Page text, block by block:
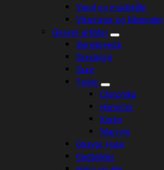
Vand og madskåle
Vitaminer og Mineraler
Gnaver artikler
Beroligende
Bundstrø
Bure
Foder
Chinchilla
Hamster
Kanin
Marsvin
Gnaver Huse
Godbidder